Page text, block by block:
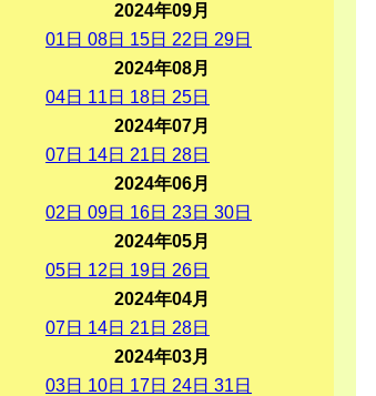
2024年09月
01 日 08日 15日 22 日 29日
2024年08月
04日 11 日 18日 25日
2024年07月
07日 14日 21 日 28日
2024年06月
02 日 09日 16日 23日 30日
2024年05月
05日 12 日 19日 26日
2024年04月
07日 14日 21 日 28日
2024年03月
03日 10日 17日 24日 31 日